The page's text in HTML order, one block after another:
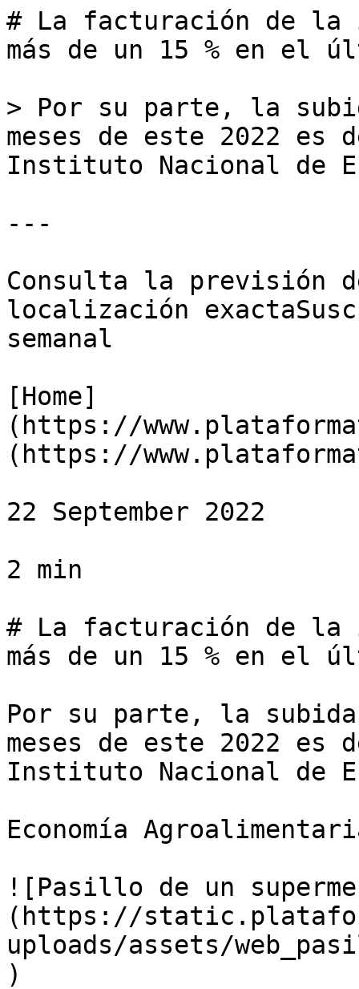
# La facturación de la
más de un 15 % en el
> Por su parte, la
meses de este 2022 es
Instituto Nacional de
---
Consulta la previsión
localización
semanal
[Home]
(https://
(https://
22 September 2022
2 min
# La facturación de la
más de un 15 % en el
Por su parte, la
meses de este 2022 es
Instituto Nacional de
Economía
![Pasillo de un
(https://
uploads/assets/
)